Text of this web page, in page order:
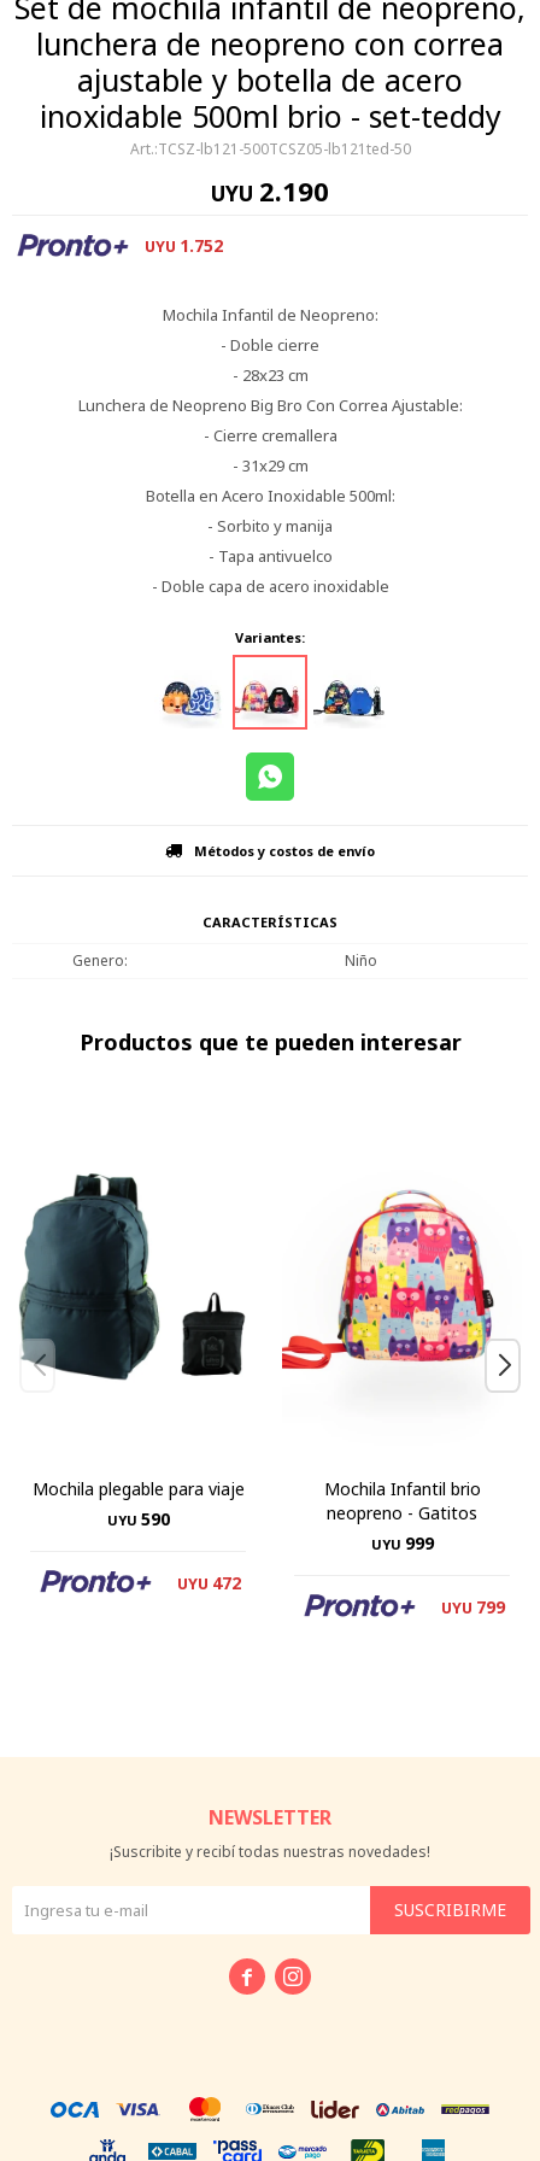
lunchera de neopreno con correa
ajustable y botella de acero
inoxidable 500ml brio - set-teddy
TCSZ-lb121-500TCSZ05-lb121ted-50
UYU 2.190
UYU 1.752
Mochila Infantil de Neopreno:
- Doble cierre
- 28x23 cm
Lunchera de Neopreno Big Bro Con Correa Ajustable:
- Cierre cremallera
- 31x29 cm
Botella en Acero Inoxidable 500ml:
- Sorbito y manija
- Tapa antivuelco
- Doble capa de acero inoxidable
Variantes:
Métodos y costos de envío
CARACTERÍSTICAS
Genero Niño
Productos que te pueden interesar
Mochila plegable para viaje
UYU 590
UYU 472
Mochila Infantil brio
neopreno - Gatitos
UYU 999
UYU 799
NEWSLETTER
¡Suscribite y recibí todas nuestras novedades!
SUSCRIBIRME
 